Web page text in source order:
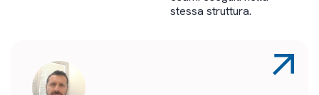
stessa struttura.